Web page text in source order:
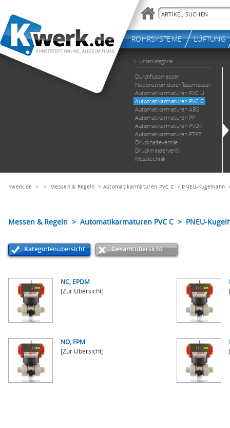
Kwerk.de > > Messen & Regeln > Automatikarmaturen PVC C > PNEU-Kugelhahn
Messen & Regeln > Automatikarmaturen PVC C > PNEU-
Kategorienübersicht Gesamtübersicht
NC, EPDM
[Zur Übersicht]
NO, FPM
[Zur Übersicht]